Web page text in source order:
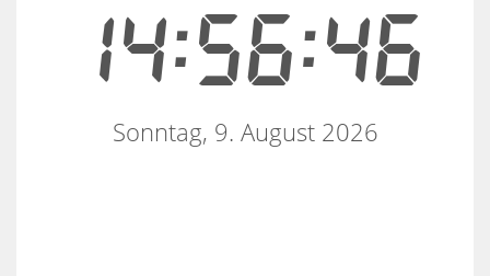
14:56:47
Sonntag, 9. August 2026